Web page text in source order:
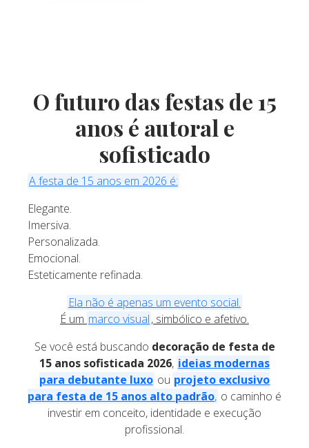
O futuro das festas de 15
anos é autoral e
sofisticado
A festa de 15 anos em 2026 é:
Elegante.
Imersiva.
Personalizada.
Emocional.
Esteticamente refinada.
Ela não é apenas um evento social.
É um marco visual, simbólico e afetivo.
Se você está buscando decoração de festa de
15 anos sofisticada 2026, ideias modernas
para debutante luxo ou projeto exclusivo
para festa de 15 anos alto padrão, o caminho é
investir em conceito, identidade e execução
profissional.